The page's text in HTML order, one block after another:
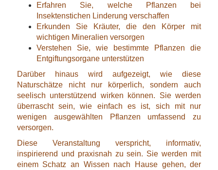
Erfahren Sie, welche Pflanzen bei
Insektenstichen Linderung verschaffen
Erkunden Sie Kräuter, die den Körper mit
wichtigen Mineralien versorgen
Verstehen Sie, wie bestimmte Pflanzen die
Entgiftungsorgane unterstützen
Darüber hinaus wird aufgezeigt, wie diese
Naturschätze nicht nur körperlich, sondern auch
seelisch unterstützend wirken können. Sie werden
überrascht sein, wie einfach es ist, sich mit nur
wenigen ausgewählten Pflanzen umfassend zu
versorgen.
Diese Veranstaltung verspricht, informativ,
inspirierend und praxisnah zu sein. Sie werden mit
einem Schatz an Wissen nach Hause gehen, der